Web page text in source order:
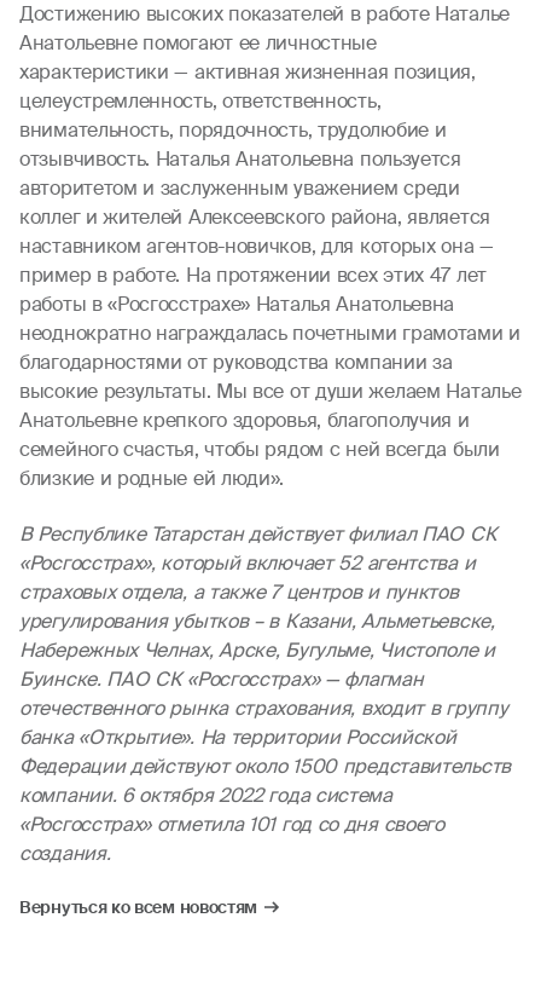
Достижению высоких показателей в работе Наталье
Анатольевне помогают ее личностные
характеристики — активная жизненная позиция,
целеустремленность, ответственность,
внимательность, порядочность, трудолюбие и
отзывчивость. Наталья Анатольевна пользуется
авторитетом и заслуженным уважением среди
коллег и жителей Алексеевского района, является
наставником агентов-новичков, для которых она —
пример в работе. На протяжении всех этих 47 лет
работы в «Росгосстрахе» Наталья Анатольевна
неоднократно награждалась почетными грамотами и
благодарностями от руководства компании за
высокие результаты. Мы все от души желаем Наталье
Анатольевне крепкого здоровья, благополучия и
семейного счастья, чтобы рядом с ней всегда были
близкие и родные ей люди».
В Республике Татарстан действует филиал ПАО СК
«Росгосстрах», который включает 52 агентства и
страховых отдела, а также 7 центров и пунктов
урегулирования убытков – в Казани, Альметьевске,
Набережных Челнах, Арске, Бугульме, Чистополе и
Буинске. ПАО СК «Росгосстрах» — флагман
отечественного рынка страхования, входит в группу
банка «Открытие». На территории Российской
Федерации действуют около 1500 представительств
компании. 6 октября 2022 года система
«Росгосстрах» отметила 101 год со дня своего
создания.
Вернуться ко всем новостям